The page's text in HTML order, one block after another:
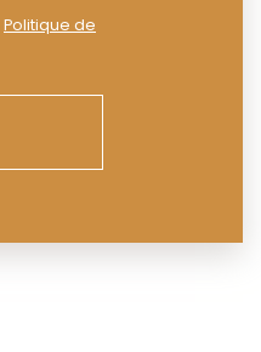
Politique de